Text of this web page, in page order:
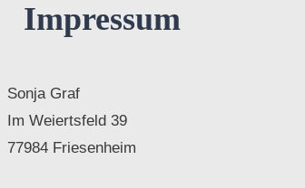
Impressum
Sonja Graf
Im Weiertsfeld 39
77984 Friesenheim